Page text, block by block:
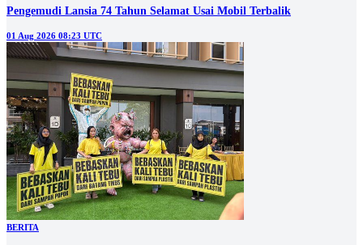
Pengemudi Lansia 74 Tahun Selamat Usai Mobil Terbalik
01 Aug 2026 08:23 UTC
BERITA